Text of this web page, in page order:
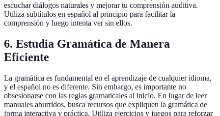
escuchar diálogos naturales y mejorar tu comprensión auditiva.
Utiliza subtítulos en español al principio para facilitar la
comprensión y luego intenta ver sin ellos.
6. Estudia Gramática de Manera
Eficiente
La gramática es fundamental en el aprendizaje de cualquier idioma,
y el español no es diferente. Sin embargo, es importante no
obsesionarse con las reglas gramaticales al inicio. En lugar de leer
manuales aburridos, busca recursos que expliquen la gramática de
forma interactiva y práctica. Utiliza ejercicios y juegos para reforzar